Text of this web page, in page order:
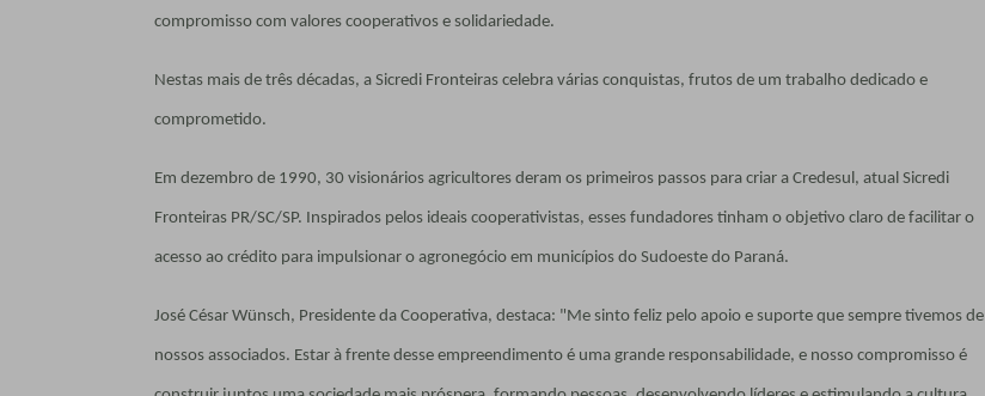
compromisso com valores cooperativos e solidariedade.
Nestas mais de três décadas, a Sicredi Fronteiras celebra várias conquistas, frutos de um trabalho dedicado e
comprometido.
Em dezembro de 1990, 30 visionários agricultores deram os primeiros passos para criar a Credesul, atual Sicredi
Fronteiras PR/SC/SP. Inspirados pelos ideais cooperativistas, esses fundadores tinham o objetivo claro de facilitar o
acesso ao crédito para impulsionar o agronegócio em municípios do Sudoeste do Paraná.
José César Wünsch, Presidente da Cooperativa, destaca: "Me sinto feliz pelo apoio e suporte que sempre tivemos de
nossos associados. Estar à frente desse empreendimento é uma grande responsabilidade, e nosso compromisso é